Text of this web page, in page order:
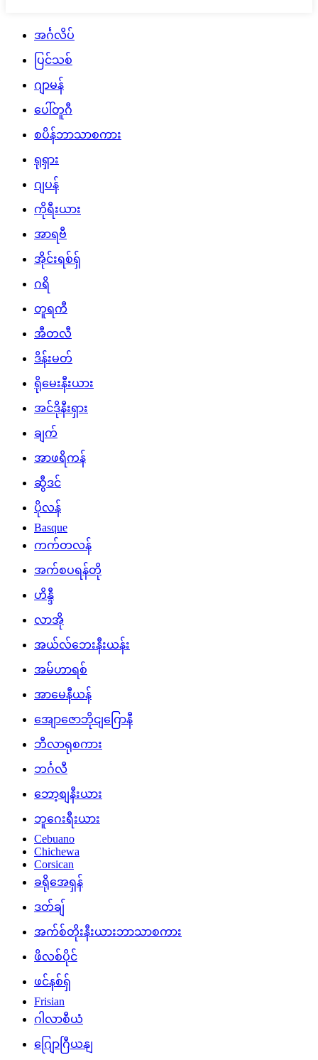
အင်္ဂလိပ်
ပြင်သစ်
ဂျာမန်
ပေါ်တူဂီ
စပိန်ဘာသာစကား
ရုရှား
ဂျပန်
ကိုရီးယား
အာရဗီ
အိုင်းရစ်ရှ်
ဂရိ
တူရကီ
အီတလီ
ဒိန်းမတ်
ရိုမေးနီးယား
အင်ဒိုနီးရှား
ချက်
အာဖရိကန်
ဆွီဒင်
ပိုလန်
Basque
ကက်တလန်
အက်စပရန်တို
ဟိန္ဒီ
လာအို
အယ်လ်ဘေးနီးယန်း
အမ်ဟာရစ်
အာမေနီယန်
အျောဇောဘိုငျဂြောနီ
ဘီလာရုစကား
ဘင်္ဂလီ
ဘော့စျနီးယား
ဘူဂေးရီးယား
Cebuano
Chichewa
Corsican
ခရိုအေရှန်
ဒတ်ချ်
အက်စ်တိုးနီးယားဘာသာစကား
ဖိလစ်ပိုင်
ဖင်နစ်ရှ်
Frisian
ဂါလာစီယံ
ဂျြောဂြီယနျ